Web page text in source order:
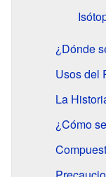
¿Dónde
Usos del
La
¿Cómo